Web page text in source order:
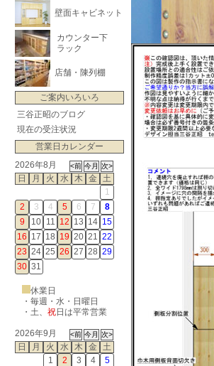
壁面キャビネット
カウンター下
ラック
店舗・陳列棚
ご案内いろいろ
三谷正昭のブログ
現在の受注状況
営業日カレンダー
2026年8月
日
月 火 水 木 金
土
1
2
3 4 5 6 7
8
9
10 11 12 13 14 15
16 17 18 19 20 21 22
23 24 25 26 27 28 29
30 31
休業日
・毎週・水・日曜日
・ 土、 祝日は平常営業
2026年9月
日
月 火 水 木 金
土
1
2 3 4
5